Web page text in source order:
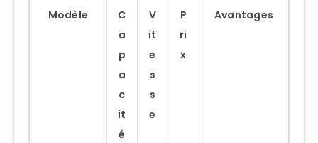
Modèle
C
a
p
a
c
it
é
V
it
e
s
s
e
P
ri
x
Avantages